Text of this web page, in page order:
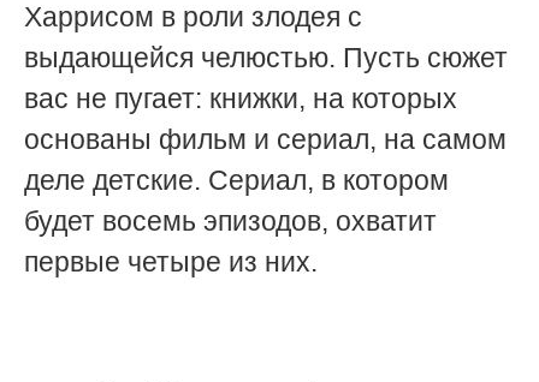
Харрисом в роли злодея с
выдающейся челюстью. Пусть сюжет
вас не пугает: книжки, на которых
основаны фильм и сериал, на самом
деле детские. Сериал, в котором
будет восемь эпизодов, охватит
первые четыре из них.